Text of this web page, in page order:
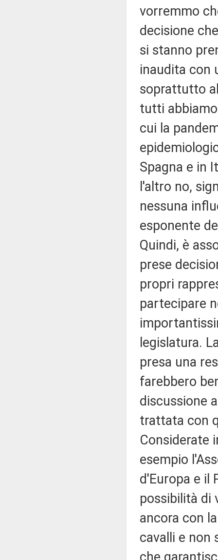
vorremmo
decisione
si stanno
inaudita con
soprattutto
tutti
cui la
Spagna e in
l'altro no,
nessuna
esponente
Quindi, è
prese
propri
partecipare
legislatura.
presa una
farebbero
discussione
trattata con
Considerate
esempio
d'Europa e il
possibilità di
ancora con
cavalli e non